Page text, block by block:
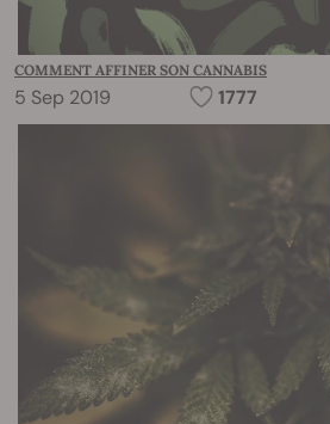
COMMENT AFFINER SON CANNABIS
5 Sep 2019 1777